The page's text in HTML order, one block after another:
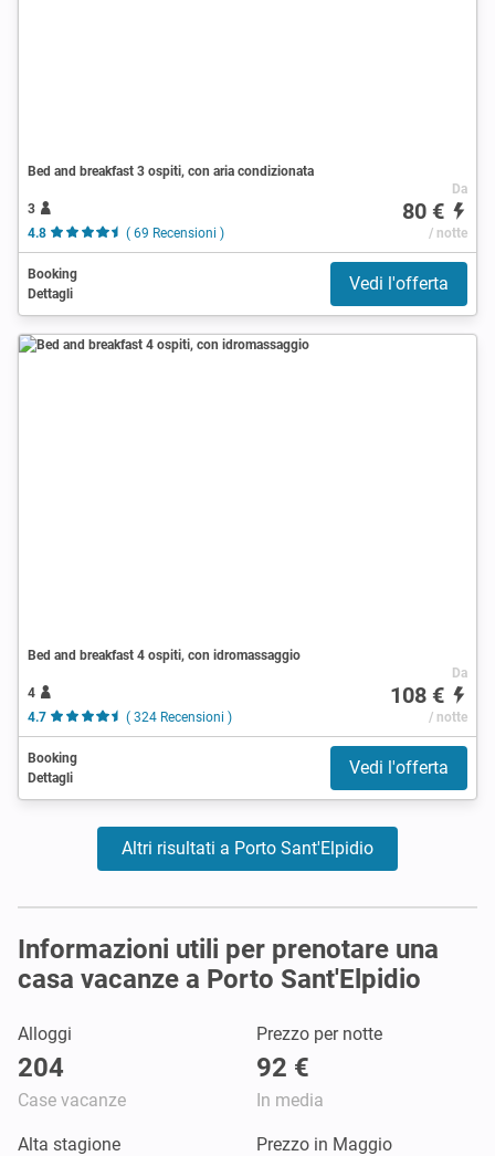
Bed and breakfast 3 ospiti, con aria condizionata
3
4.8
( 69 Recensioni )
Da
80 €
/ notte
Booking
Dettagli
Vedi l'offerta
Bed and breakfast 4 ospiti, con idromassaggio
4
4.7
( 324 Recensioni )
Da
108 €
/ notte
Booking
Dettagli
Vedi l'offerta
Altri risultati a Porto Sant'Elpidio
Informazioni utili per prenotare una
casa vacanze a Porto Sant'Elpidio
Alloggi
204
Case vacanze
Prezzo per notte
92 €
In media
Alta stagione Prezzo in Maggio